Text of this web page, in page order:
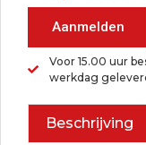
Aanmelden
Voor 15.00 uur
werkdag
Beschrijving